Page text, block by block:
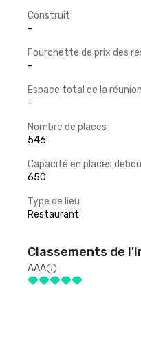
Construit
-
Fourchette de prix des
-
Espace total de la réunion
-
Nombre de places
546
Capacité en places
650
Type de lieu
Restaurant
Classements de
AAA